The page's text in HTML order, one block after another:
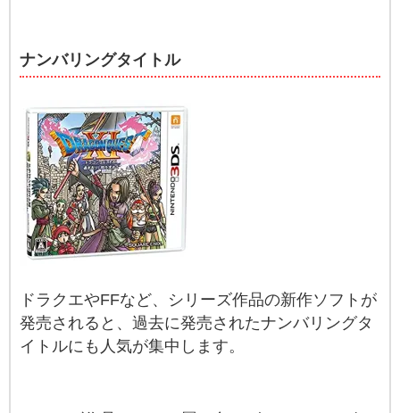
ナンバリングタイトル
ドラクエやFFなど、シリーズ作品の新作ソフトが
発売されると、過去に発売されたナンバリングタ
イトルにも人気が集中します。